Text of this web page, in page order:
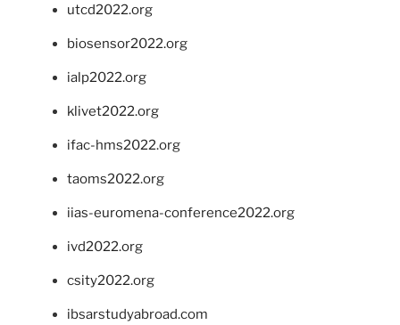
utcd2022.org
biosensor2022.org
ialp2022.org
klivet2022.org
ifac-hms2022.org
taoms2022.org
iias-euromena-conference2022.org
ivd2022.org
csity2022.org
ibsarstudyabroad.com